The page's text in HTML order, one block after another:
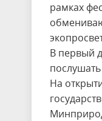
рамках
В первый
На